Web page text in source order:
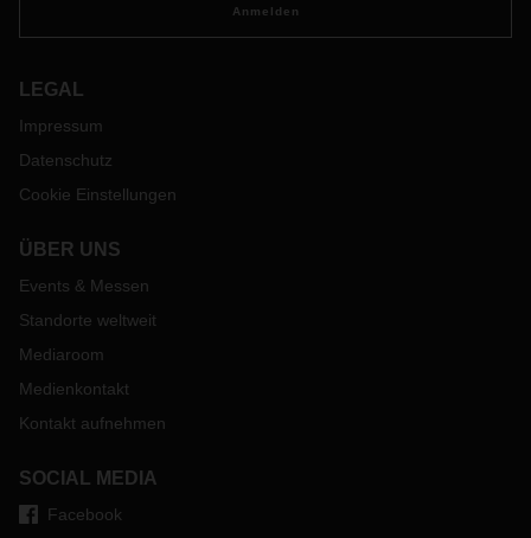
Anmelden
LEGAL
Impressum
Datenschutz
Cookie Einstellungen
ÜBER UNS
Events & Messen
Standorte weltweit
Mediaroom
Medienkontakt
Kontakt aufnehmen
SOCIAL MEDIA
Facebook